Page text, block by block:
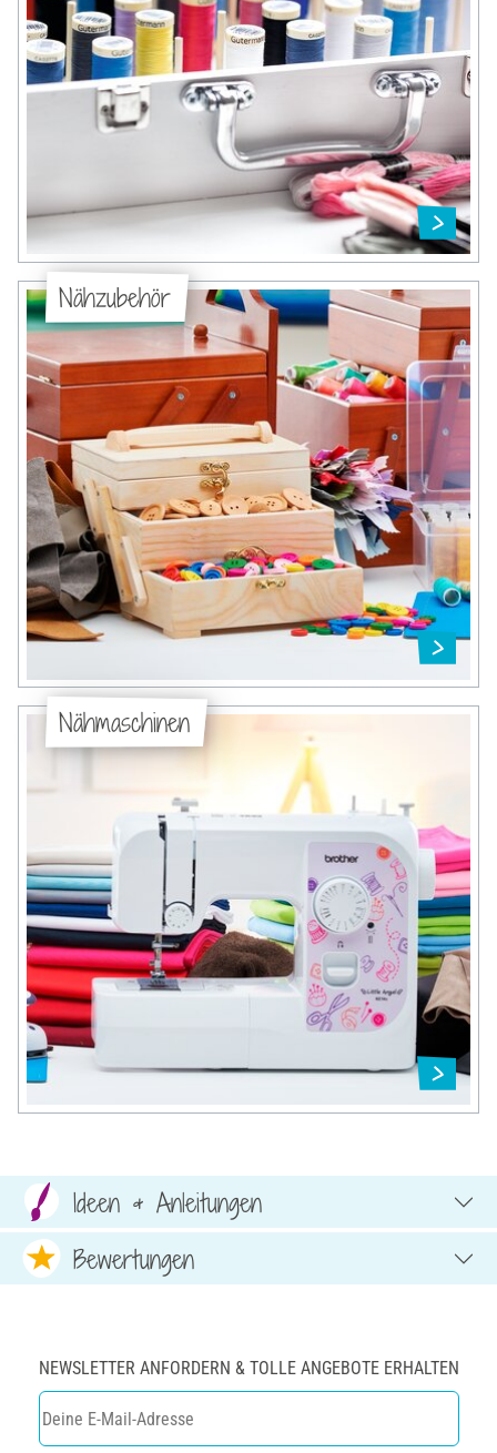
Nähzubehör
Nähmaschinen
Ideen & Anleitungen
Bewertungen
NEWSLETTER ANFORDERN & TOLLE ANGEBOTE ERHALTEN